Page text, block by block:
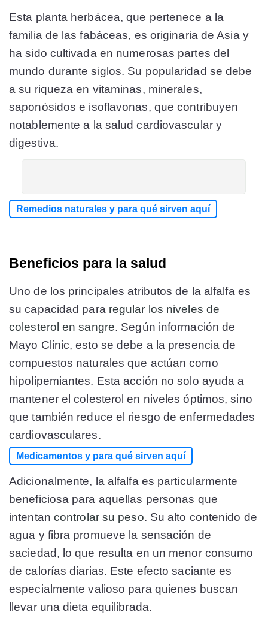
Esta planta herbácea, que pertenece a la
familia de las fabáceas, es originaria de Asia y
ha sido cultivada en numerosas partes del
mundo durante siglos. Su popularidad se debe
a su riqueza en vitaminas, minerales,
saponósidos e isoflavonas, que contribuyen
notablemente a la salud cardiovascular y
digestiva.
Remedios naturales y para qué sirven aquí
Beneficios para la salud
Uno de los principales atributos de la alfalfa es
su capacidad para regular los niveles de
colesterol en sangre. Según información de
Mayo Clinic, esto se debe a la presencia de
compuestos naturales que actúan como
hipolipemiantes. Esta acción no solo ayuda a
mantener el colesterol en niveles óptimos, sino
que también reduce el riesgo de enfermedades
cardiovasculares.
Medicamentos y para qué sirven aquí
Adicionalmente, la alfalfa es particularmente
beneficiosa para aquellas personas que
intentan controlar su peso. Su alto contenido de
agua y fibra promueve la sensación de
saciedad, lo que resulta en un menor consumo
de calorías diarias. Este efecto saciante es
especialmente valioso para quienes buscan
llevar una dieta equilibrada.